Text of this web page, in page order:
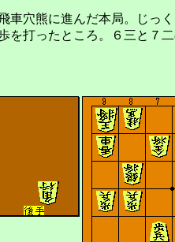
車穴熊に進んだ本局。じっ
打ったところ。６三と７